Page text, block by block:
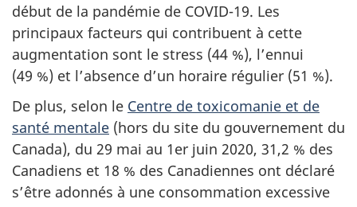
début de la pandémie de COVID-19. Les
principaux facteurs qui contribuent à cette
augmentation sont le stress (44 %), l’ennui
(49 %) et l’absence d’un horaire régulier (51 %).
De plus, selon le Centre de toxicomanie et de
santé mentale (hors du site du gouvernement du
Canada), du 29 mai au 1er juin 2020, 31,2 % des
Canadiens et 18 % des Canadiennes ont déclaré
s’être adonnés à une consommation excessive